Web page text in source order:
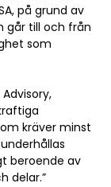
på grund av
går till och från
som
kräver minst
beroende av
delar.”